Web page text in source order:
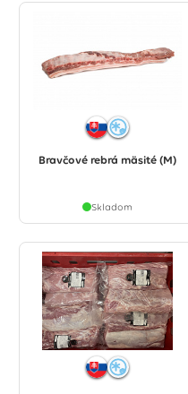
Bravčové rebrá mäsité (M)
Skladom